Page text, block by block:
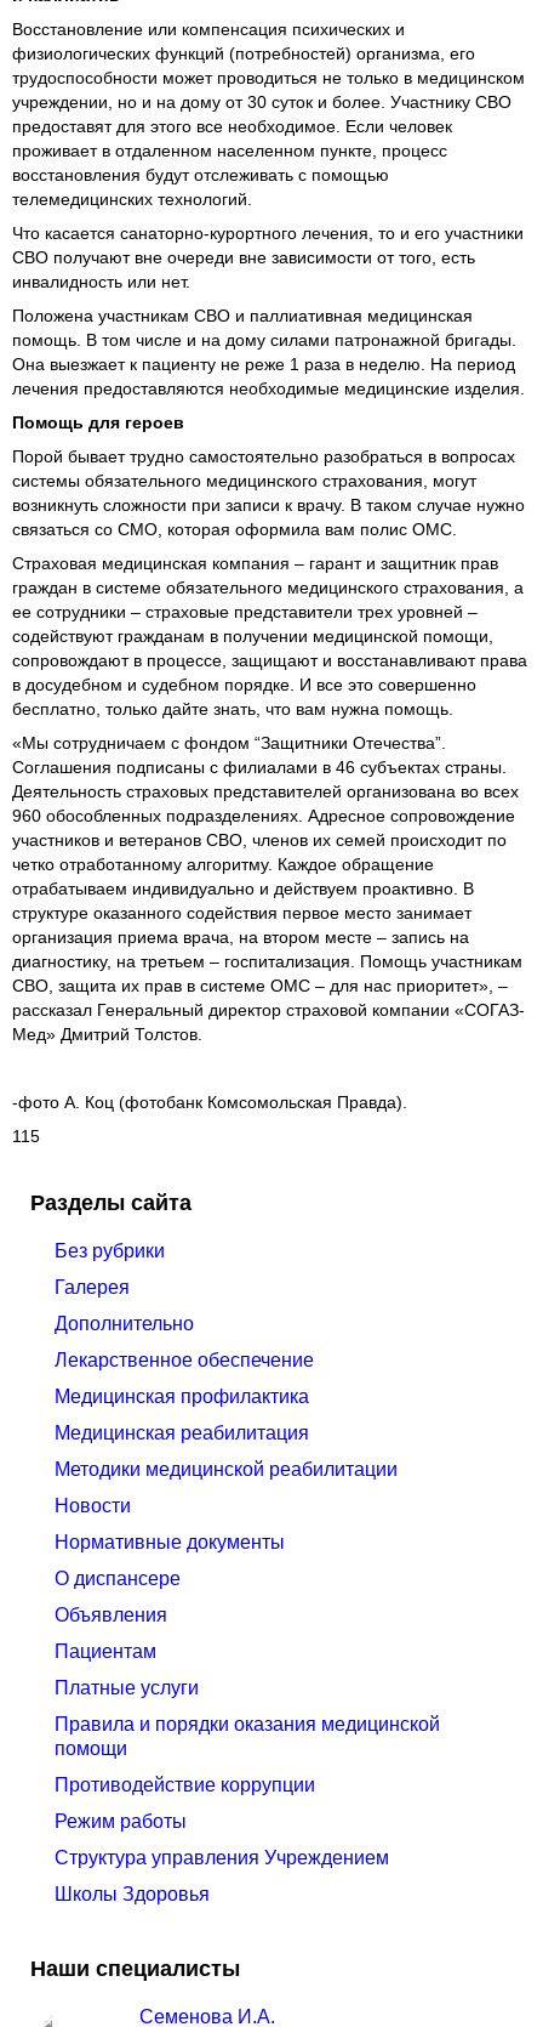
Восстановление или компенсация психических и
физиологических функций (потребностей) организма, его
трудоспособности может проводиться не только в медицинском
учреждении, но и на дому от 30 суток и более. Участнику СВО
предоставят для этого все необходимое. Если человек
проживает в отдаленном населенном пункте, процесс
восстановления будут отслеживать с помощью
телемедицинских технологий.
Что касается санаторно-курортного лечения, то и его участники
СВО получают вне очереди вне зависимости от того, есть
инвалидность или нет.
Положена участникам СВО и паллиативная медицинская
помощь. В том числе и на дому силами патронажной бригады.
Она выезжает к пациенту не реже 1 раза в неделю. На период
лечения предоставляются необходимые медицинские изделия.
Помощь для героев
Порой бывает трудно самостоятельно разобраться в вопросах
системы обязательного медицинского страхования, могут
возникнуть сложности при записи к врачу. В таком случае нужно
связаться со СМО, которая оформила вам полис ОМС.
Страховая медицинская компания – гарант и защитник прав
граждан в системе обязательного медицинского страхования, а
ее сотрудники – страховые представители трех уровней –
содействуют гражданам в получении медицинской помощи,
сопровождают в процессе, защищают и восстанавливают права
в досудебном и судебном порядке. И все это совершенно
бесплатно, только дайте знать, что вам нужна помощь.
«Мы сотрудничаем с фондом “Защитники Отечества”.
Соглашения подписаны с филиалами в 46 субъектах страны.
Деятельность страховых представителей организована во всех
960 обособленных подразделениях. Адресное сопровождение
участников и ветеранов СВО, членов их семей происходит по
четко отработанному алгоритму. Каждое обращение
отрабатываем индивидуально и действуем проактивно. В
структуре оказанного содействия первое место занимает
организация приема врача, на втором месте – запись на
диагностику, на третьем – госпитализация. Помощь участникам
СВО, защита их прав в системе ОМС – для нас приоритет», –
рассказал Генеральный директор страховой компании «СОГАЗ-
Мед» Дмитрий Толстов.
-фото А. Коц (фотобанк Комсомольская Правда).
115
Разделы сайта
Без рубрики
Галерея
Дополнительно
Лекарственное обеспечение
Медицинская профилактика
Медицинская реабилитация
Методики медицинской реабилитации
Новости
Нормативные документы
О диспансере
Объявления
Пациентам
Платные услуги
Правила и порядки оказания медицинской
помощи
Противодействие коррупции
Режим работы
Структура управления Учреждением
Школы Здоровья
Наши специалисты
Семенова И.А.